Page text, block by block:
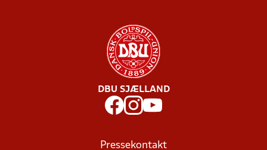
DBU SJÆLLAND
Pressekontakt